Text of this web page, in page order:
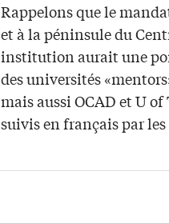
Rappelons que le
et à la péninsule du
institution aurait une
des universités
mais aussi OCAD et U
suivis en français par